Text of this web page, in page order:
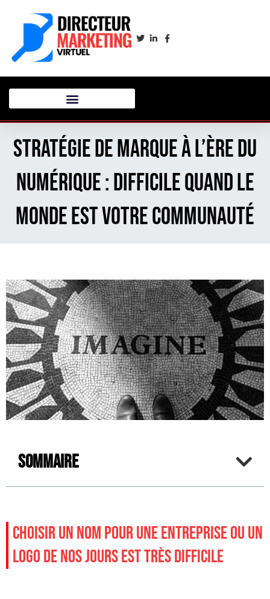
Stratégie de marque à l’ère du
numérique : Difficile quand le
monde est votre communauté
Sommaire
CHOISIR UN NOM POUR UNE ENTREPRISE OU UN
LOGO DE NOS JOURS EST TRÈS DIFFICILE